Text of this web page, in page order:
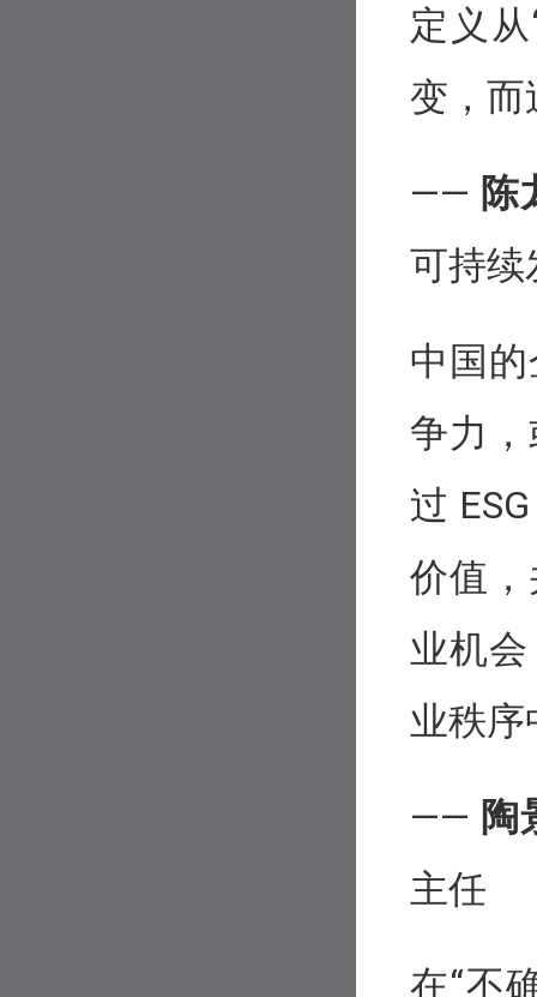
定义
变，而
—— 陈
可持续
中国
争力
过
价值
业机
业秩序
—— 陶
主任
在“不